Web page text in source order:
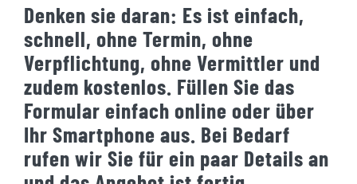
Denken sie daran: Es ist einfach,
schnell, ohne Termin, ohne
Verpflichtung, ohne Vermittler und
zudem kostenlos. Füllen Sie das
Formular einfach online oder über
Ihr Smartphone aus. Bei Bedarf
rufen wir Sie für ein paar Details an